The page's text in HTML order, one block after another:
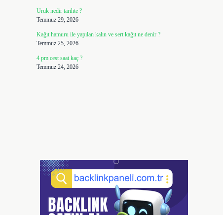
Uruk nedir tarihte ?
Temmuz 29, 2026
Kağıt hamuru ile yapılan kalın ve sert kağıt ne denir ?
Temmuz 25, 2026
4 pm cest saat kaç ?
Temmuz 24, 2026